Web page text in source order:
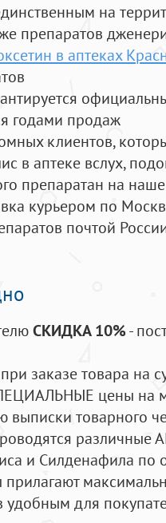
на
препаратов
в аптеках
годами продаж
клиентов,
в аптеке вслух,
препаратан на
курьером по
почтой
СКИДКА 10%-
при заказе товара на
цены на
выписки товарного
и Силденафила по
удобным для